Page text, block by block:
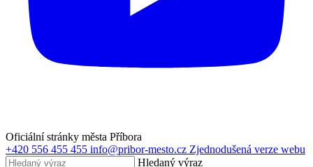
Oficiální stránky města Příbora
+420 556 455 455 info@pribor-mesto.cz Zjednodušená verze webu
Hledaný výraz